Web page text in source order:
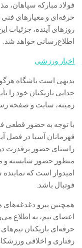
فولاد مبارکه سپاهان،
حرفه‌ای و معیارهای
روزهای آینده، جزئیات
اطلاع‌رسانی خواهد شد.
اخبار ورزشی
بدیهی است باشگاه
جدایی بازیکنان خود را
زمینه، سایت و صفحه
با توجه به حضور قطعی
قهرمانان آسیا در فصل
راستای حضور پرقدرت
منظور حضور شایسته و
امیدوار است که
فوتبال باشد.
همچنین پیرو
اعضای تیم، به اطلاع
حرفه‌ای بازیکنان
رفتاری و اخلاقی